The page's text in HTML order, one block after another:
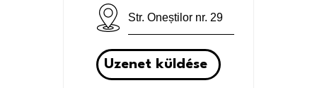
Str. Oneștilor nr. 29
Uzenet küldése